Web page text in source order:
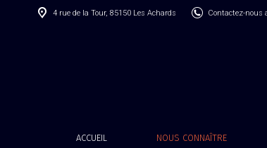
4 rue de la Tour, 85150 Les Achards Contactez-nous
ACCUEIL NOUS CONNAÎTRE